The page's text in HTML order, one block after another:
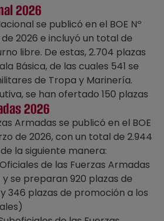
2026
se publicó en el BOE Nº
2026 e incluyó un total de
libre. De estas, 2.704 plazas
Básica, de las cuales 541 se
de Tropa y Marinería.
se han ofertado 150 plazas
2026
Armadas se publicó en el BOE
de 2026, con un total de 2.944
la siguiente manera:
de las Fuerzas Armadas
y se preparan 920 plazas de
346 plazas de promoción a los